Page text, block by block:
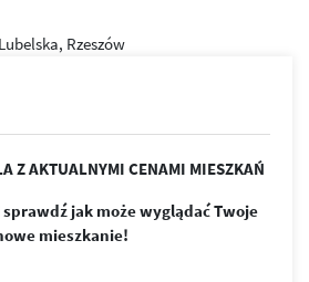
Z AKTUALNYMI CENAMI MIESZKAŃ
jak może wyglądać Twoje
mieszkanie!